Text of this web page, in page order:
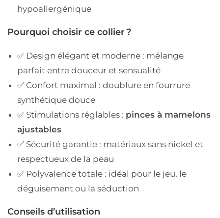
hypoallergénique
Pourquoi choisir ce collier ?
✅ Design élégant et moderne : mélange
parfait entre douceur et sensualité
✅ Confort maximal : doublure en fourrure
synthétique douce
✅ Stimulations réglables : pinces à mamelons
ajustables
✅ Sécurité garantie : matériaux sans nickel et
respectueux de la peau
✅ Polyvalence totale : idéal pour le jeu, le
déguisement ou la séduction
Conseils d’utilisation